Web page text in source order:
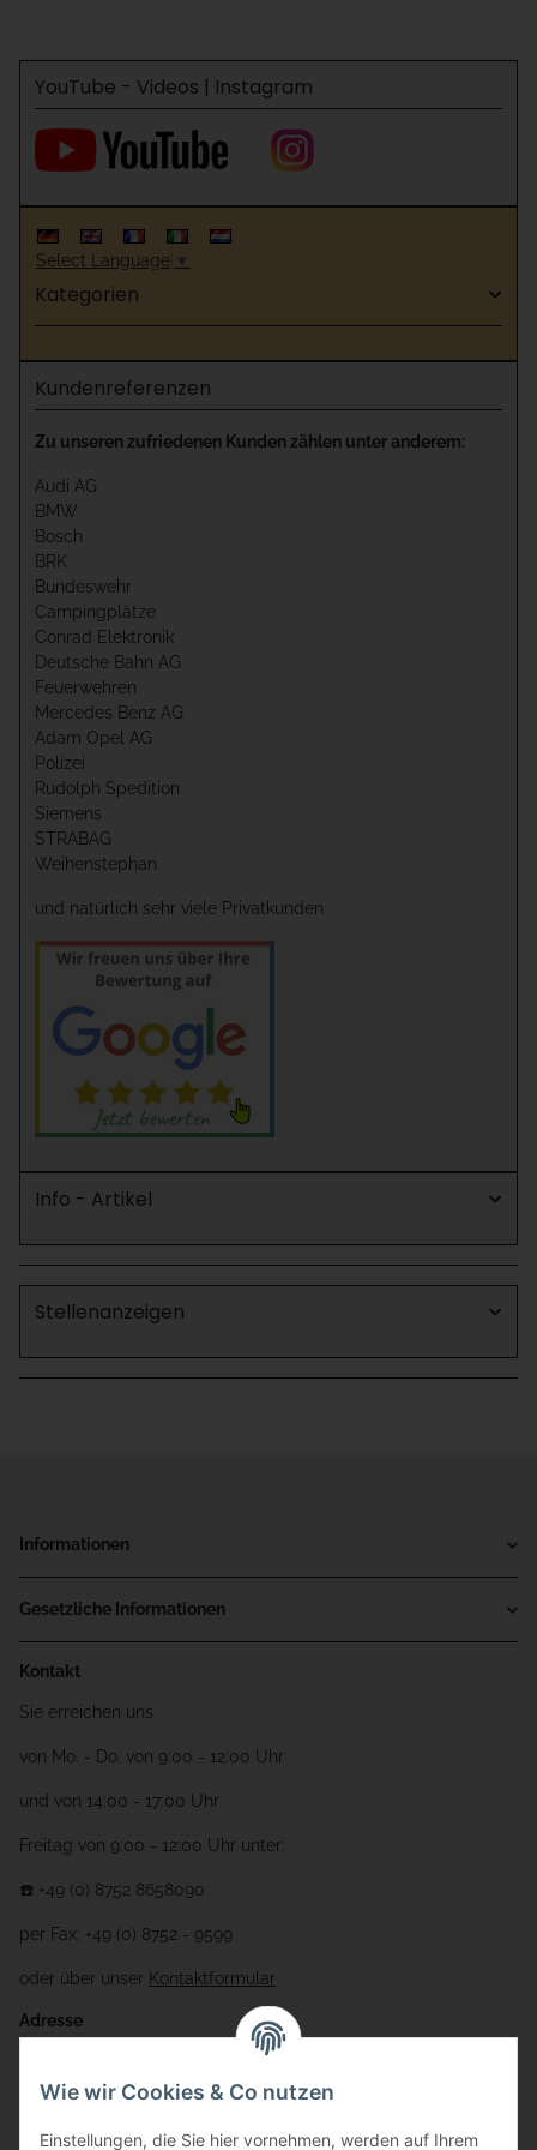
YouTube - Videos | Instagram
Select Language ▼
Kategorien
Kundenreferenzen
Zu unseren zufriedenen Kunden zählen unter anderem:
Audi AG
BMW
Bosch
BRK
Bundeswehr
Campingplätze
Conrad Elektronik
Deutsche Bahn AG
Feuerwehren
Mercedes Benz AG
Adam Opel AG
Polizei
Rudolph Spedition
Siemens
STRABAG
Weihenstephan
und natürlich sehr viele Privatkunden
Info - Artikel
Stellenanzeigen
Informationen
Gesetzliche Informationen
Kontakt
Sie erreichen uns
von Mo. - Do. von 9:00 - 12:00 Uhr
und von 14:00 - 17:00 Uhr
Freitag von 9:00 - 12:00 Uhr unter:
☎️ +49 (0) 8752 8658090
per Fax: +49 (0) 8752 - 9599
oder über unser Kontaktformular
Adresse
Gewerbering 17
Wie wir Cookies & Co nutzen
Einstellungen, die Sie hier vornehmen, werden auf Ihrem